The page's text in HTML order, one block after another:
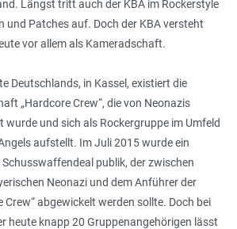
Längst tritt auch der KBA im Rockerstyle
und Patches auf. Doch der KBA versteht
vor allem als Kameradschaft.
Deutschlands, in Kassel, existiert die
„Hardcore Crew“, die von Neonazis
wurde und sich als Rockergruppe im Umfeld
aufstellt. Im Juli 2015 wurde ein
publik, der zwischen
Neonazi und dem Anführer der
Crew“ abgewickelt werden sollte. Doch bei
heute knapp 20 Gruppenangehörigen lässt